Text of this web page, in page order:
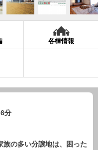
各棟情報
分
族の多い分譲地は、困った
木更津支店
東京支店